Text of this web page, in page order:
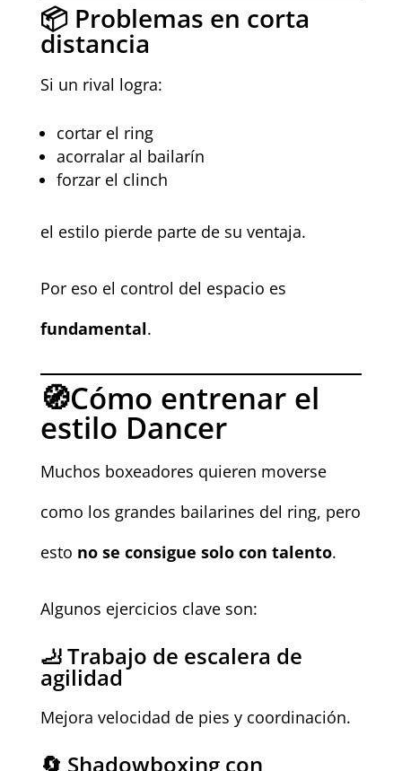
📦 Problemas en corta
distancia
Si un rival logra:
cortar el ring
acorralar al bailarín
forzar el clinch
el estilo pierde parte de su ventaja.
Por eso el control del espacio es
fundamental.
🧭Cómo entrenar el
estilo Dancer
Muchos boxeadores quieren moverse
como los grandes bailarines del ring, pero
esto no se consigue solo con talento.
Algunos ejercicios clave son:
🦶 Trabajo de escalera de
agilidad
Mejora velocidad de pies y coordinación.
🔄 Shadowboxing con